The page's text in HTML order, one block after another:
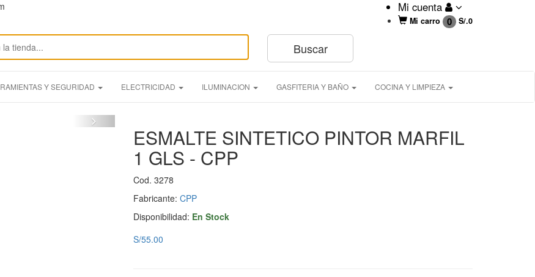
Mi cuenta
Mi carro 0 S/.0
Y SEGURIDAD ELECTRICIDAD ILUMINACION GASFITERIA Y BAÑO COCINA Y LIMPIEZA
ESMALTE SINTETICO PINTOR MARFIL
1 GLS - CPP
Cod. 3278
Fabricante: CPP
Disponibilidad: En Stock
S/55.00